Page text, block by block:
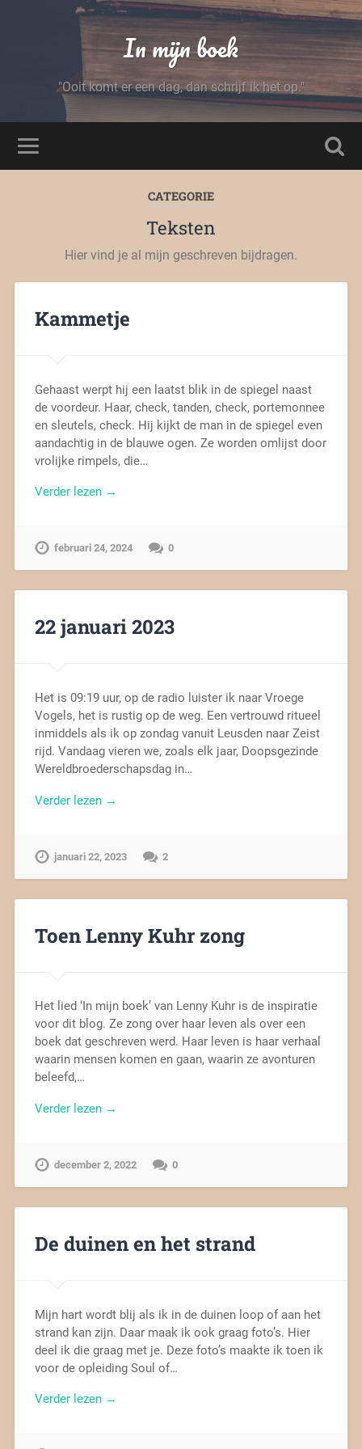
In mijn boek
"Ooit komt er een dag, dan schrijf ik het op."
CATEGORIE
Teksten
Hier vind je al mijn geschreven bijdragen.
Kammetje
Gehaast werpt hij een laatst blik in de spiegel naast
de voordeur. Haar, check, tanden, check, portemonnee
en sleutels, check. Hij kijkt de man in de spiegel even
aandachtig in de blauwe ogen. Ze worden omlijst door
vrolijke rimpels, die…
Verder lezen →
februari 24, 2024 0
22 januari 2023
Het is 09:19 uur, op de radio luister ik naar Vroege
Vogels, het is rustig op de weg. Een vertrouwd ritueel
inmiddels als ik op zondag vanuit Leusden naar Zeist
rijd. Vandaag vieren we, zoals elk jaar, Doopsgezinde
Wereldbroederschapsdag in…
Verder lezen →
januari 22, 2023 2
Toen Lenny Kuhr zong
Het lied ‘In mijn boek’ van Lenny Kuhr is de inspiratie
voor dit blog. Ze zong over haar leven als over een
boek dat geschreven werd. Haar leven is haar verhaal
waarin mensen komen en gaan, waarin ze avonturen
beleefd,…
Verder lezen →
december 2, 2022 0
De duinen en het strand
Mijn hart wordt blij als ik in de duinen loop of aan het
strand kan zijn. Daar maak ik ook graag foto’s. Hier
deel ik die graag met je. Deze foto’s maakte ik toen ik
voor de opleiding Soul of…
Verder lezen →